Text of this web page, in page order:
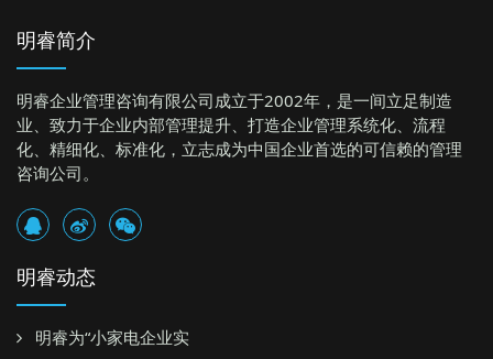
明睿简介
明睿企业管理咨询有限公司成立于2002年，是一间立足制造
业、致力于企业内部管理提升、打造企业管理系统化、流程
化、精细化、标准化，立志成为中国企业首选的可信赖的管理
咨询公司。
明睿动态
明睿为“小家电企业实